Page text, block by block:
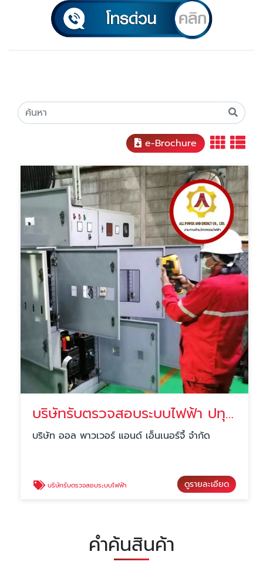
e-Brochure
บริษัทรับตรวจสอบระบบไฟฟ้า ปทุมธานี
บริษัท ออล พาวเวอร์ แอนด์ เอ็นเนอร์จี้ จำกัด
บริษัทรับตรวจสอบระบบไฟฟ้า ดูรายละเอียด
คำค้นสินค้า